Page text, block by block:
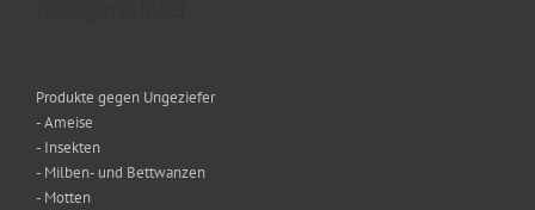
Produkte gegen Ungeziefer
- Ameise
- Insekten
- Milben- und Bettwanzen
- Motten